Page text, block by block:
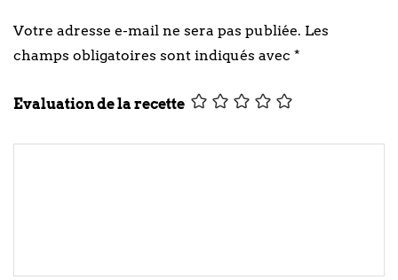
Votre adresse e-mail ne sera pas publiée. Les
champs obligatoires sont indiqués avec *
Evaluation de la recette